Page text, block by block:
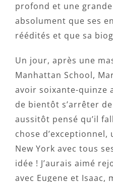
profond et une
absolument que ses
réédités et que sa
Un jour, après une
Manhattan School,
avoir soixante-quinze
de bientôt s’arrêter
aussitôt pensé qu’il
chose d’exceptionnel,
New York avec tous
idée ! J’aurais aimé
avec Eugene et Isaac,